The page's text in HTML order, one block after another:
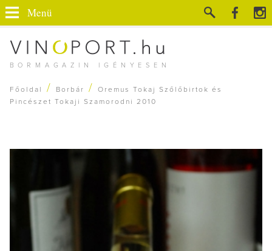
BORMAGAZIN IGÉNYESEN
Menü
Főoldal / Borbár /
Oremus Tokaj Szőlőbirtok és
Pincészet Tokaji Szamorodni 2010